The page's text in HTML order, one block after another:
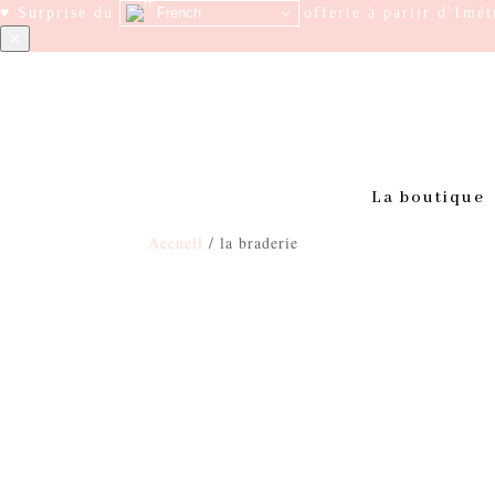
♥ Surprise du week-end : Livraison offerte à partir
La boutique
Accueil / la braderie
French